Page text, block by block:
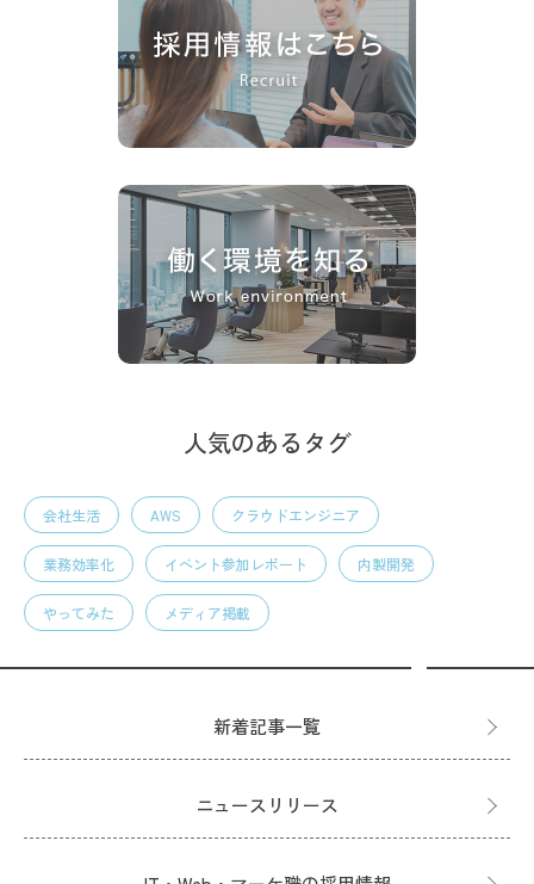
人気のあるタグ
会社生活 AWS クラウドエンジニア
業務効率化 イベント参加レポート 内製開発
やってみた メディア掲載
新着記事一覧
ニュースリリース